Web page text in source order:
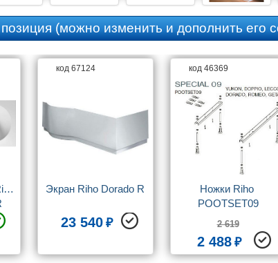
(можно изменить и дополнить его
код 67124
Экран Riho Dorado R
23 540
код 46369
Ножки Riho
POOTSET09
2 619
2 488